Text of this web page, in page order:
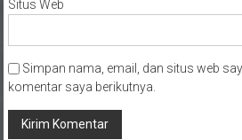
Situs Web
Simpan nama, email, dan situs web
komentar saya berikutnya.